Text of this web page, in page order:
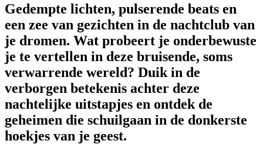
Gedempte lichten, pulserende beats en
een zee van gezichten in de nachtclub van
je dromen. Wat probeert je onderbewuste
je te vertellen in deze bruisende, soms
verwarrende wereld? Duik in de
verborgen betekenis achter deze
nachtelijke uitstapjes en ontdek de
geheimen die schuilgaan in de donkerste
hoekjes van je geest.